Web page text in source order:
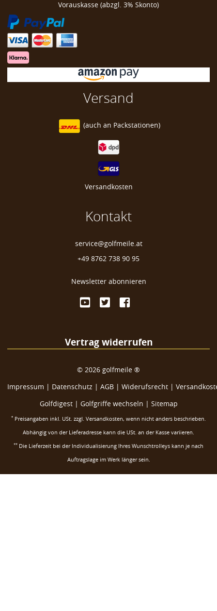
Vorauskasse (abzgl. 3% Skonto)
Versand
(auch an Packstationen)
Versandkosten
Kontakt
service@golfmeile.at
+49 8762 738 90 95
Newsletter abonnieren
Vertrag widerrufen
© 2026 golfmeile ®
Impressum | Datenschutz | AGB | Widerufsrecht |
Golfdigest| Golfgriffe wechseln | Sitemap
* Preisangaben inkl. USt. zzgl. Versandkosten, wenn nicht anders beschrieben.
Abhängig von der Lieferadresse kann die USt. an der Kasse variieren.
** Die Lieferzeit bei der Individualisierung Ihres Wunschtrolleys kann je nach
Auftragslage im Werk länger sein.